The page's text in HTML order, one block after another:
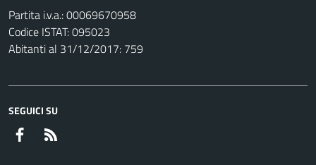
Partita i.v.a.: 00069670958
Codice ISTAT: 095023
Abitanti al 31/12/2017: 759
SEGUICI SU
Facebook